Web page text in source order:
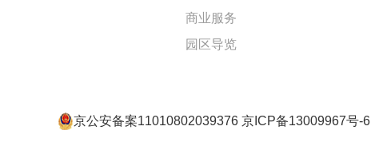
商业服务
园区导览
京公安备案11010802039376 京ICP备13009967号-6